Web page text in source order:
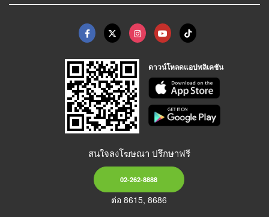
ดาวน์โหลดแอปพลิเคชัน
สนใจลงโฆษณา ปรึกษาฟรี
02-262-8888
ต่อ 8615, 8686